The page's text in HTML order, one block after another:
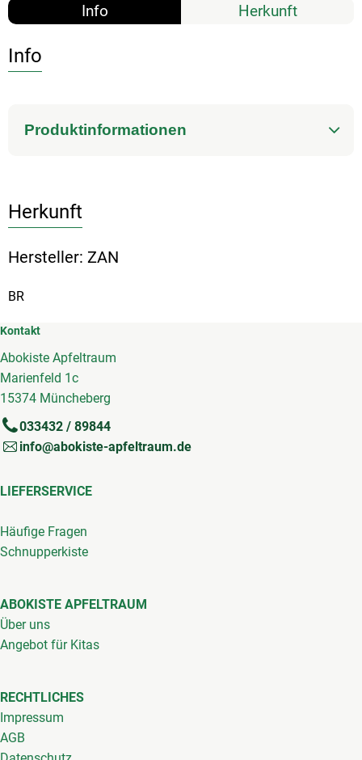
Info Herkunft
Info
Produktinformationen
Herkunft
Hersteller: ZAN
BR
Kontakt
Abokiste Apfeltraum
Marienfeld 1c
15374 Müncheberg
033432 / 89844
info@abokiste-apfeltraum.de
LIEFERSERVICE
Häufige Fragen
Schnupperkiste
ABOKISTE APFELTRAUM
Über uns
Angebot für Kitas
RECHTLICHES
Impressum
AGB